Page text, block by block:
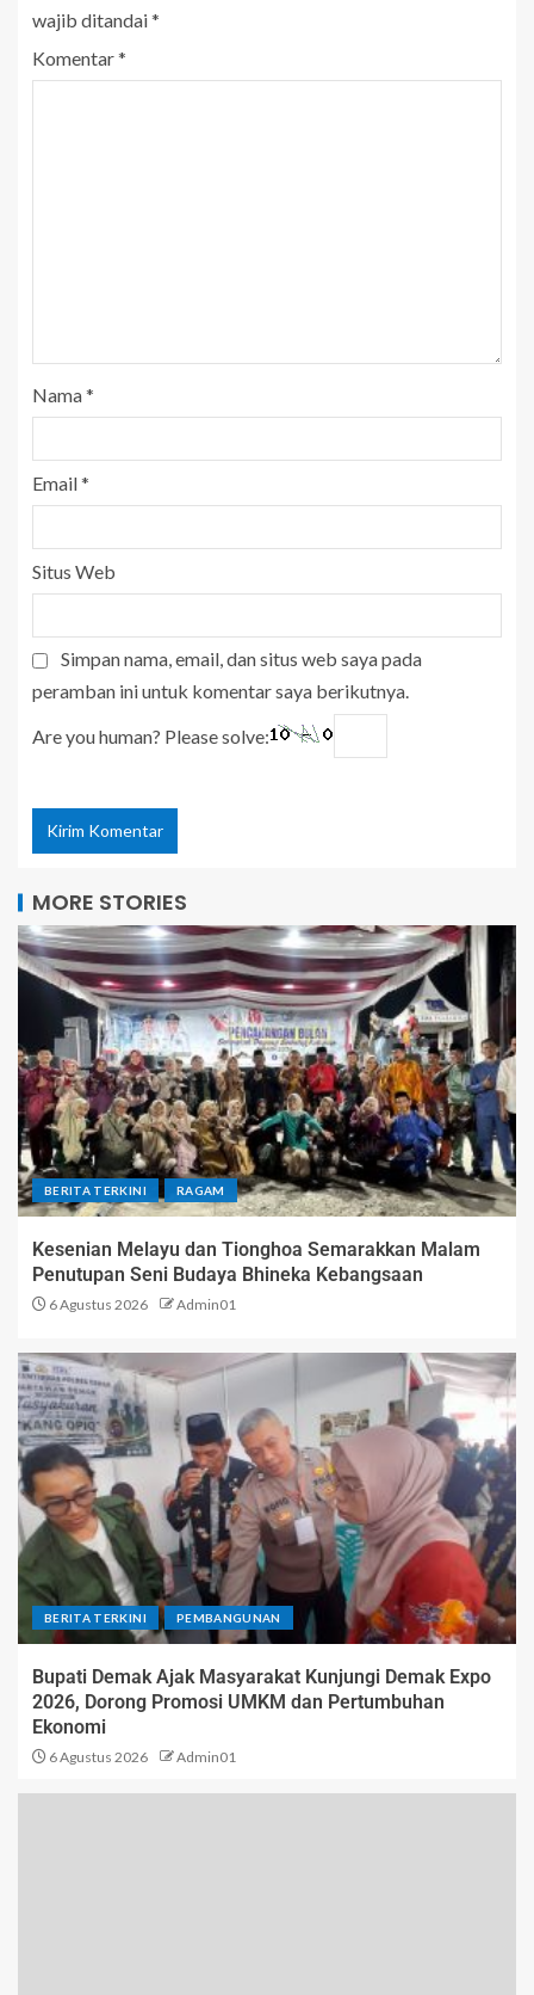
wajib ditandai*
Komentar*
Nama*
Email*
Situs Web
Simpan nama, email, dan situs web saya pada
peramban ini untuk komentar saya berikutnya.
Are you human? Please solve:
MORE STORIES
BERITA TERKINI RAGAM
Kesenian Melayu dan Tionghoa Semarakkan Malam
Penutupan Seni Budaya Bhineka Kebangsaan
6 Agustus 2026 Admin01
BERITA TERKINI PEMBANGUNAN
Bupati Demak Ajak Masyarakat Kunjungi Demak Expo
2026, Dorong Promosi UMKM dan Pertumbuhan
Ekonomi
6 Agustus 2026 Admin01